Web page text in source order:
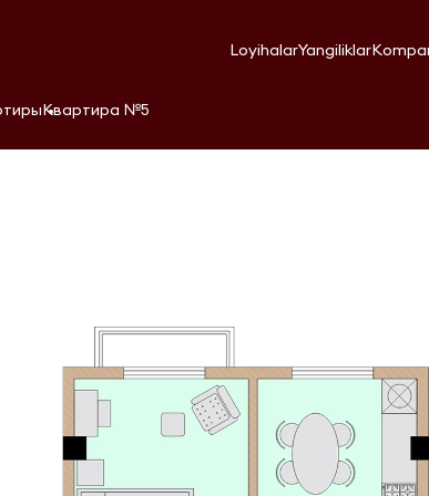
LoyihalarYangiliklar
Квартира №5